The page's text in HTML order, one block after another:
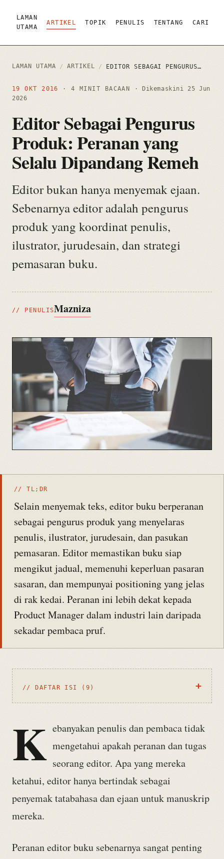
LAMAN
UTAMA
ARTIKEL TOPIK PENULIS TENTANG CARI
LAMAN UTAMA / ARTIKEL / EDITOR SEBAGAI PENGURUS PRODUK: PERANAN YANG SELALU DIPANDANG REMEH
19 OKT 2016 · 4 MINIT BACAAN · Dikemaskini 25 Jun
2026
Editor Sebagai Pengurus
Produk: Peranan yang
Selalu Dipandang Remeh
Editor bukan hanya menyemak ejaan.
Sebenarnya editor adalah pengurus
produk yang koordinat penulis,
ilustrator, jurudesain, dan strategi
pemasaran buku.
// PENULISMazniza
// TL;DR
Selain menyemak teks, editor buku berperanan
sebagai pengurus produk yang menyelaras
penulis, ilustrator, jurudesain, dan pasukan
pemasaran. Editor memastikan buku siap
mengikut jadual, memenuhi keperluan pasaran
sasaran, dan mempunyai positioning yang jelas
di rak kedai. Peranan ini lebih dekat kepada
Product Manager dalam industri lain daripada
sekadar pembaca pruf.
// DAFTAR ISI (9)
K ebanyakan penulis dan pembaca tidak
mengetahui apakah peranan dan tugas
seorang editor. Apa yang mereka
ketahui, editor hanya bertindak sebagai
penyemak tatabahasa dan ejaan untuk manuskrip
mereka.
Peranan editor buku sebenarnya sangat penting